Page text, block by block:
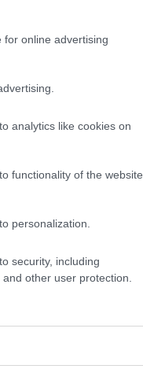
for online advertising
analytics like cookies on
functionality of the website
personalization.
security, including
other user protection.
futamidő utolsó
évi 5,87
helyzetét és
az állam
miközben a